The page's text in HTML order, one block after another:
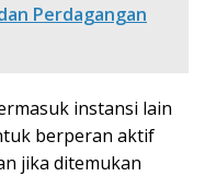
Perdagangan
instansi lain
berperan aktif
jika ditemukan